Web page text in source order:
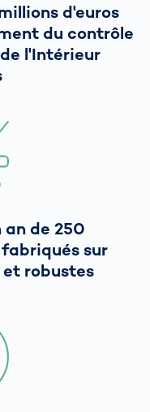
d'euros
du contrôle
l'Intérieur
an de 250
sur
et robustes